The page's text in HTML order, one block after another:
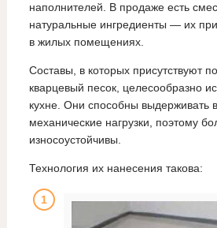
наполнителей. В продаже есть
натуральные ингредиенты — их
в жилых помещениях.
Составы, в которых присутствуют
кварцевый песок, целесообразно
кухне. Они способны выдерживать
механические нагрузки, поэтому
износоустойчивы.
Технология их нанесения такова: